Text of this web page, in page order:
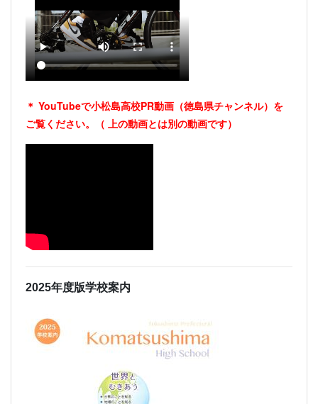
＊ YouTubeで小松島高校PR動画（徳島県チャンネル）を
ご覧ください。（ 上の動画とは別の動画です）
2025年度版学校案内